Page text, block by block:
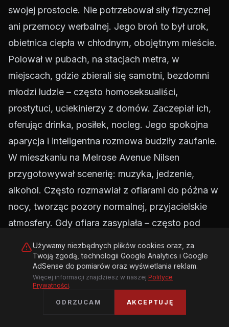
swojej prostocie. Nie potrzebował siły fizycznej
ani przemocy werbalnej. Jego broń to był urok,
obietnica ciepła w chłodnym, obojętnym mieście.
Polował w pubach, na stacjach metra, w
miejscach, gdzie zbierali się samotni, bezdomni
młodzi ludzie – często homoseksualiści,
prostytuci, uciekinierzy z domów. Zaczepiał ich,
oferując drinka, posiłek, nocleg. Jego spokojna
aparycja i inteligentna rozmowa budziły zaufanie.
W mieszkaniu na Melrose Avenue Nilsen
przygotowywał scenerię: muzyka, jedzenie,
alkohol. Często rozmawiał z ofiarami do późna w
nocy, tworząc pozory normalnej, przyjacielskie
atmosfery. Gdy ofiara zasypiała – często pod
przystępował do działania. Najczęściej używał
krawata, ręcznika lub sznura, którym dusił ofiarę.
Niektórych ofiar próbował utopić w wannie lub
Używamy niezbędnych plików cookies oraz, za
Twoją zgodą, technologii Google Analytics i Google
AdSense do pomiarów oraz wyświetlania reklam.
Więcej informacji znajdziesz w naszej Polityce
Prywatności.
ODRZUCAM AKCEPTUJĘ